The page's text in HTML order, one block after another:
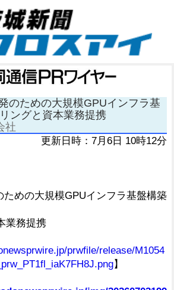
のための大規模GPUインフラ基
ングと資本業務提携
社
更新日時：7月6日 10時12分
ための大規模GPUインフラ基盤構築
業務提携
prwfile/release/M1054
】